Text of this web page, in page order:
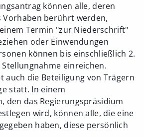
können alle, deren
Vorhaben berührt werden,
Termin "zur Niederschrift"
oder Einwendungen
können bis einschließlich 2.
einreichen.
auch die Beteiligung von Trägern
statt. In einem
den das Regierungspräsidium
wird, können alle, die eine
haben, diese persönlich